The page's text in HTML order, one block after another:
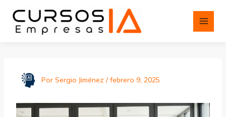
Por Sergio Jiménez /febrero 9, 2025